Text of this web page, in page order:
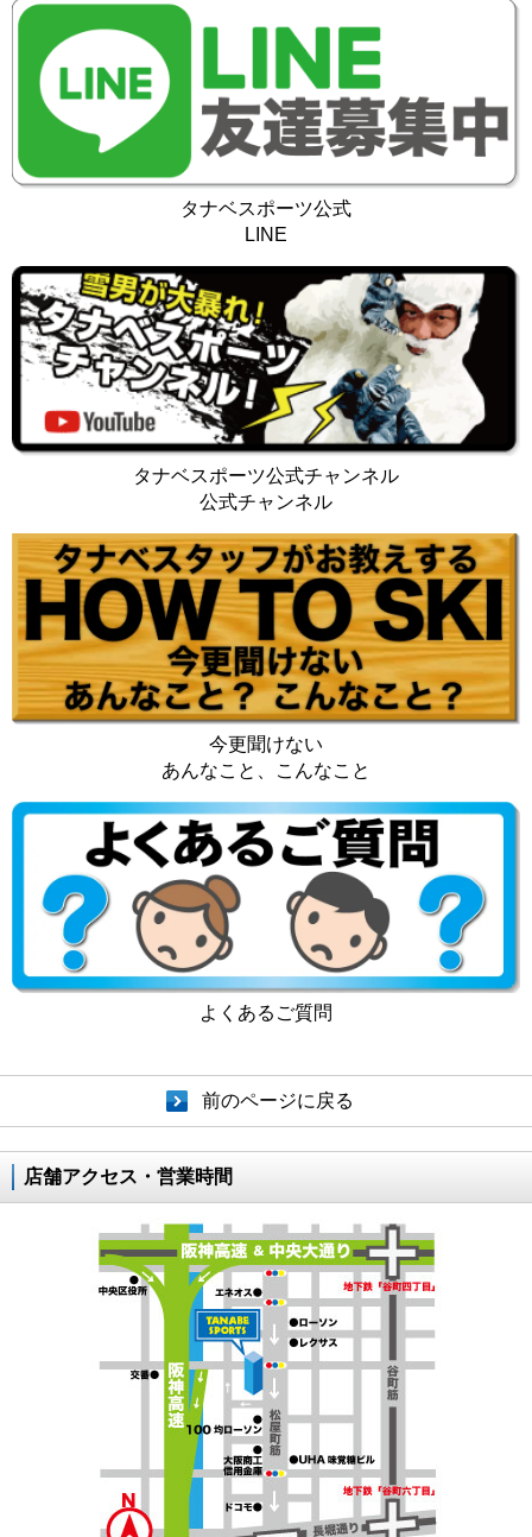
タナベスポーツ公式
LINE
タナベスポーツ公式チャンネル
公式チャンネル
今更聞けない
あんなこと、こんなこと
よくあるご質問
前のページに戻る
店舗アクセス・営業時間